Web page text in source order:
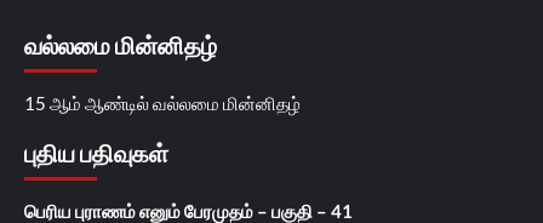
வல்லமை மின்னிதழ்
15 ஆம் ஆண்டில் வல்லமை மின்னிதழ்
புதிய பதிவுகள்
பெரிய புராணம் எனும் பேரமுதம் – பகுதி – 41